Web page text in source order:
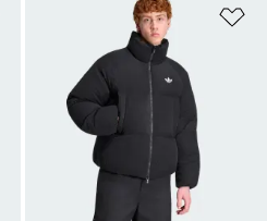
Ajouter à la Liste de produits